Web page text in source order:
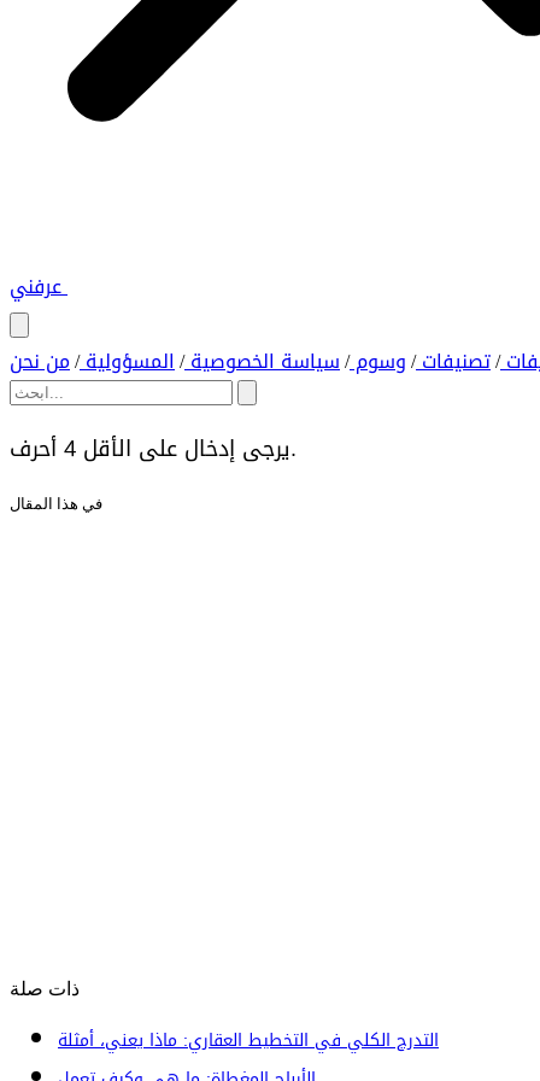
عرفني
/ تصنيفات/ وسوم/ سياسة الخصوصية/ المسؤولية/ من نحن
يرجى إدخال على الأقل 4 أحرف.
في هذا المقال
ذات صلة
التدرج الكلي في التخطيط العقاري: ماذا يعني، أمثلة